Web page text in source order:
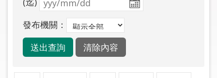
圖
申
發布機關：